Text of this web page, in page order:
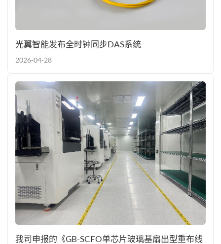
光翼智能发布全时钟同步DAS系统
2026-04-28
我司申报的《GB-SCFO单芯片玻璃基扇出型重布线